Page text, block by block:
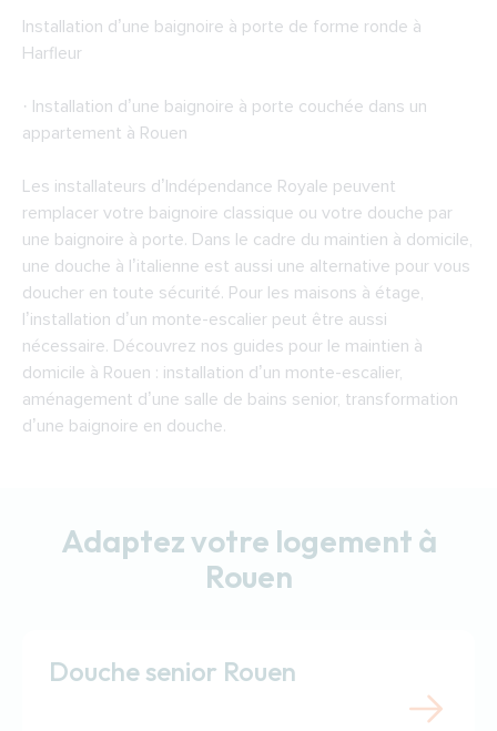
Installation d’une baignoire à porte de forme ronde à
Harfleur
· Installation d’une baignoire à porte couchée dans un
appartement à Rouen
Les installateurs d’Indépendance Royale peuvent
remplacer votre baignoire classique ou votre douche par
une baignoire à porte. Dans le cadre du maintien à domicile,
une douche à l’italienne est aussi une alternative pour vous
doucher en toute sécurité. Pour les maisons à étage,
l’installation d’un monte-escalier peut être aussi
nécessaire. Découvrez nos guides pour le maintien à
domicile à Rouen : installation d’un monte-escalier,
aménagement d’une salle de bains senior, transformation
d’une baignoire en douche.
Adaptez votre logement à
Rouen
Douche senior Rouen